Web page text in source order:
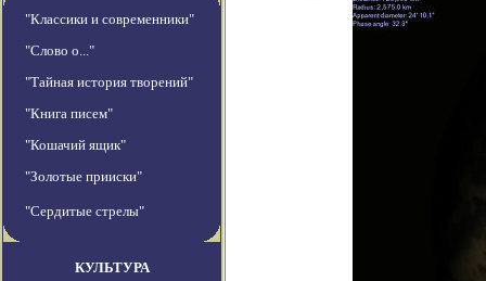
"Классики и современники"
"Слово о..."
"Тайная история творений"
"Книга писем"
"Кошачий ящик"
"Золотые прииски"
"Сердитые стрелы"
КУЛЬТУРА